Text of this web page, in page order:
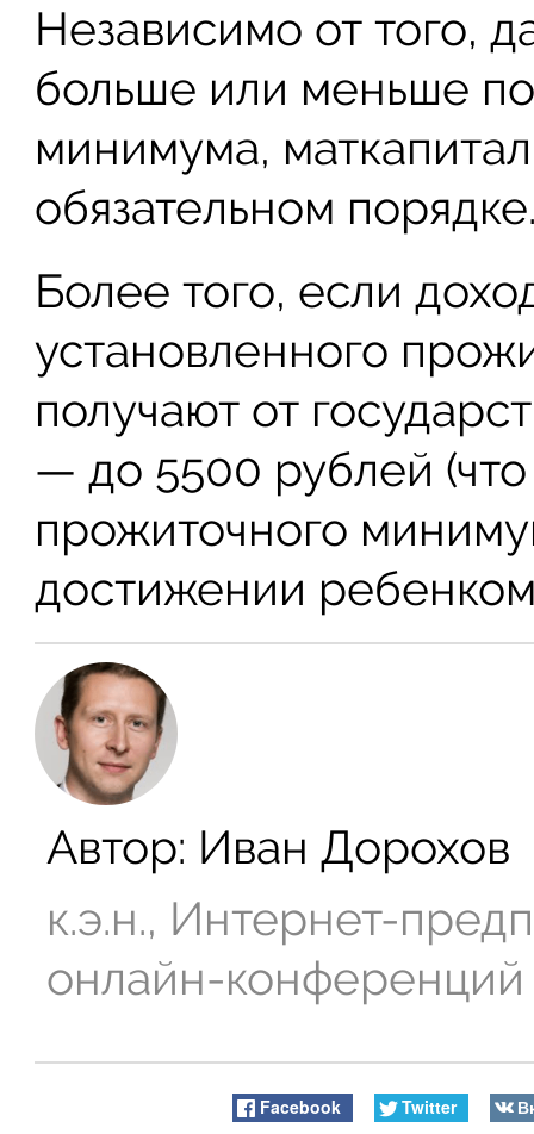
Независимо от того,
больше или меньше
минимума,
обязательном
Более того, если
установленного
получают от
— до 5500 рублей
прожиточного
достижении ребенком
Автор: Иван Дорохов
к.э.н., Интернет-
онлайн-конференций
Facebook Twitter